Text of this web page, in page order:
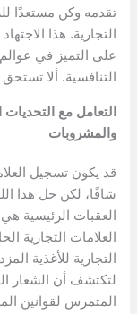
تقدمه وكن مستعدًا
التجارية. هذا
على التميز في عوالم
التنافسية. ألا
التعامل مع
والمشروبات
قد يكون تسجيل
شاقًا، لكن حل هذا
العقبات الرئيسية
العلامات التجارية
التجارية للأغذية
لتكتشف أن الشعار
المتمرس لقوانين